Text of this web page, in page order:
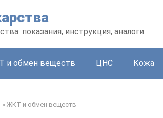
показания, инструкция, аналоги
и обмен веществ ЦНС Кожа
» ЖКТ и обмен веществ